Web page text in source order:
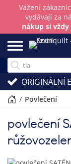
Vážení
vydávají za
nákup si
ORIGINÁLNÍ
/ povlečení
povlečení